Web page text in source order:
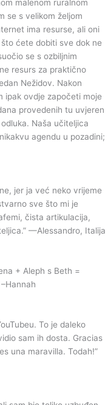
malenom ruralnom
se s velikom željom
ima resurse, ali oni
ćete dobiti sve dok ne
se s ozbiljnim
resurs za praktično
Nežidov. Nakon
ipak ovdje započeti moje
provedenih tu uvjeren
Naša učiteljica
agendu u pozadini;
jer ja već neko vrijeme
sve što mi je
čista artikulacija,
—Alessandro, Italija
+ Aleph s Beth =
To je daleko
sam ih dosta. Gracias
una maravilla. Todah!”